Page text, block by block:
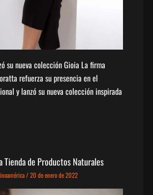
su nueva colección Gioia La firma
refuerza su presencia en el
y lanzó su nueva colección inspirada
Tienda de Productos Naturales
/20 de enero de 2022